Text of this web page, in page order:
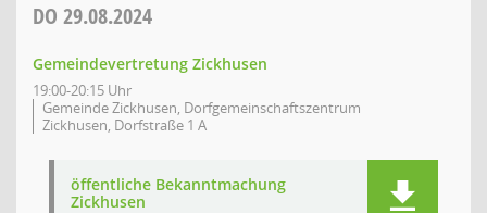
DO 29.08.2024
Gemeindevertretung Zickhusen
19:00-20:15 Uhr
Gemeinde Zickhusen, Dorfgemeinschaftszentrum
Zickhusen, Dorfstraße 1 A
öffentliche Bekanntmachung
Zickhusen